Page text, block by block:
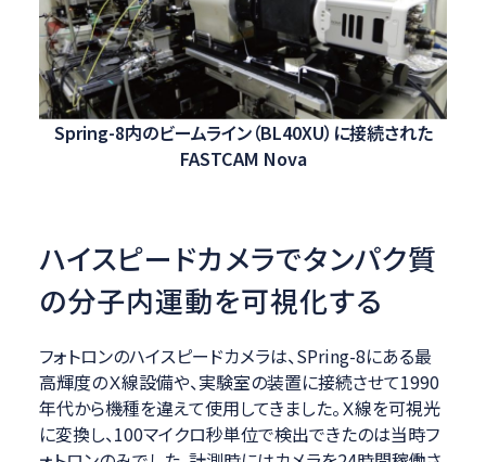
Spring-8内のビームライン（BL40XU）に接続された
FASTCAM Nova
ハイスピードカメラでタンパク質
の分子内運動を可視化する
フォトロンのハイスピードカメラは、SPring-8にある最
高輝度のＸ線設備や、実験室の装置に接続させて1990
年代から機種を違えて使用してきました。Ｘ線を可視光
に変換し、100マイクロ秒単位で検出できたのは当時フ